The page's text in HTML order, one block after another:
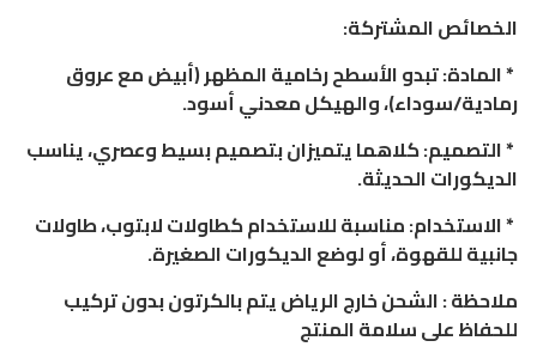
الخصائص المشتركة:
* المادة: تبدو الأسطح رخامية المظهر (أبيض مع عروق
رمادية/سوداء)، والهيكل معدني أسود.
* التصميم: كلاهما يتميزان بتصميم بسيط وعصري، يناسب
الديكورات الحديثة.
* الاستخدام: مناسبة للاستخدام كطاولات لابتوب، طاولات
جانبية للقهوة، أو لوضع الديكورات الصغيرة.
ملاحظة : الشحن خارج الرياض يتم بالكرتون بدون تركيب
للحفاظ على سلامة المنتج